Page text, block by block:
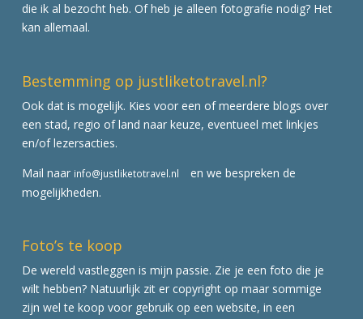
die ik al bezocht heb. Of heb je alleen fotografie nodig? Het
kan allemaal.
Bestemming op justliketotravel.nl?
Ook dat is mogelijk. Kies voor een of meerdere blogs over
een stad, regio of land naar keuze, eventueel met linkjes
en/of lezersacties.
Mail naar info@justliketotravel.nl
en we bespreken de
mogelijkheden.
Foto’s te koop
De wereld vastleggen is mijn passie. Zie je een foto die je
wilt hebben? Natuurlijk zit er copyright op maar sommige
zijn wel te koop voor gebruik op een website, in een